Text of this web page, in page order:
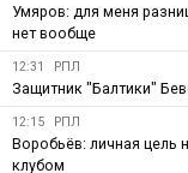
Умяров: для меня
нет вообще
12:31 РПЛ
Защитник "Балтики"
12:15 РПЛ
Воробьёв: личная цель
клубом